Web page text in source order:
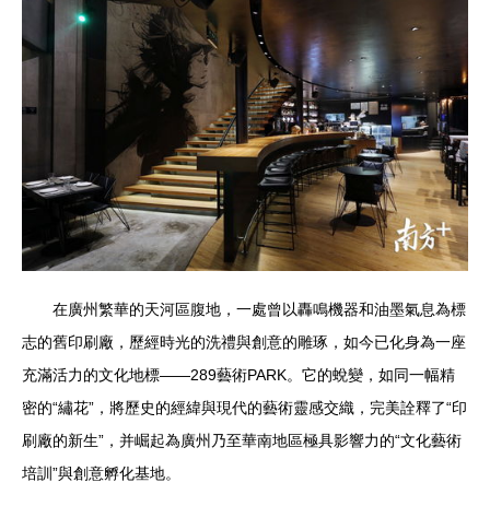
在廣州繁華的天河區腹地，一處曾以轟鳴機器和油墨氣息為標
志的舊印刷廠，歷經時光的洗禮與創意的雕琢，如今已化身為一座
充滿活力的文化地標——289藝術PARK。它的蛻變，如同一幅精
密的“繡花”，將歷史的經緯與現代的藝術靈感交織，完美詮釋了“印
刷廠的新生”，并崛起為廣州乃至華南地區極具影響力的“文化藝術
培訓”與創意孵化基地。